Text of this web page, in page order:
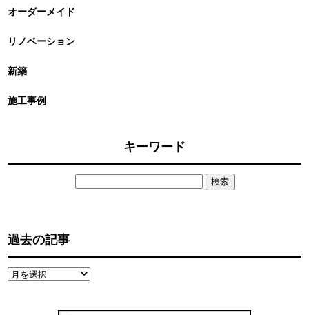
オーダーメイド
リノベーション
新築
施工事例
キーワード
過去の記事
過